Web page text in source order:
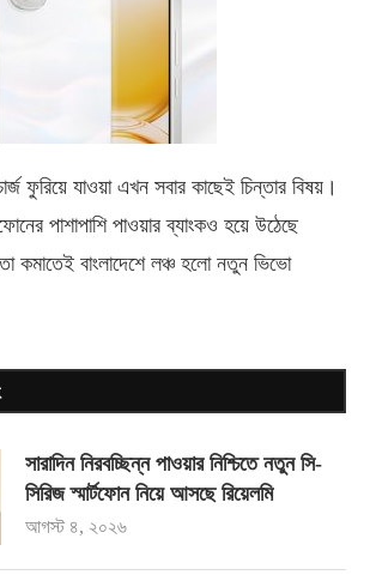
ফুরিয়ে যাওয়া এখন সবার কাছেই চিন্তার বিষয়।
পাশাপাশি পাওয়ার ব্যাংকও হয়ে উঠেছে
কমাতেই বাংলাদেশে লঞ্চ হলো নতুন ভিভো
সারাদিন নিরবচ্ছিন্ন পাওয়ার নিশ্চিতে নতুন সি-
সিরিজ স্মার্টফোন নিয়ে আসছে রিয়েলমি
আগস্ট ৪, ২০২৬